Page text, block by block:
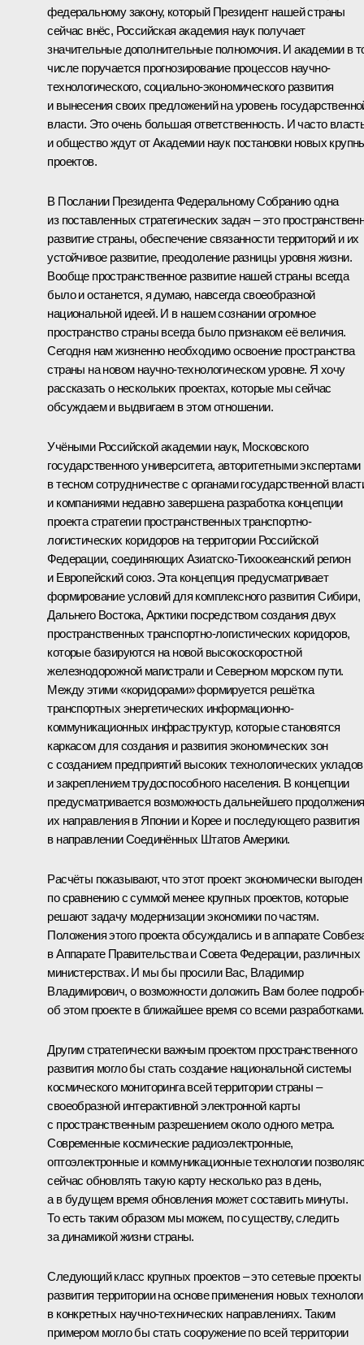
федеральному закону, который Президент нашей страны
сейчас внёс, Российская академия наук получает
значительные дополнительные полномочия. И академии в
числе поручается прогнозирование процессов научно-
технологического, социально-экономического развития
и вынесения своих предложений на уровень
власти. Это очень большая ответственность. И часто
и общество ждут от Академии наук постановки новых
проектов.
В Послании Президента Федеральному Собранию одна
из поставленных стратегических задач – это
развитие страны, обеспечение связанности территорий и их
устойчивое развитие, преодоление разницы уровня жизни.
Вообще пространственное развитие нашей страны всегда
было и останется, я думаю, навсегда своеобразной
национальной идеей. И в нашем сознании огромное
пространство страны всегда было признаком её величия.
Сегодня нам жизненно необходимо освоение пространства
страны на новом научно-технологическом уровне. Я хочу
рассказать о нескольких проектах, которые мы сейчас
обсуждаем и выдвигаем в этом отношении.
Учёными Российской академии наук, Московского
государственного университета, авторитетными экспертами
в тесном сотрудничестве с органами государственной
и компаниями недавно завершена разработка концепции
проекта стратегии пространственных транспортно-
логистических коридоров на территории Российской
Федерации, соединяющих Азиатско-Тихоокеанский регион
и Европейский союз. Эта концепция предусматривает
формирование условий для комплексного развития Сибири,
Дальнего Востока, Арктики посредством создания двух
пространственных транспортно-логистических коридоров,
которые базируются на новой высокоскоростной
железнодорожной магистрали и Северном морском пути.
Между этими «коридорами» формируется решётка
транспортных энергетических информационно-
коммуникационных инфраструктур, которые становятся
каркасом для создания и развития экономических зон
с созданием предприятий высоких технологических укладов
и закреплением трудоспособного населения. В концепции
предусматривается возможность дальнейшего продолжения
их направления в Японии и Корее и последующего развития
в направлении Соединённых Штатов Америки.
Расчёты показывают, что этот проект экономически выгоден
по сравнению с суммой менее крупных проектов, которые
решают задачу модернизации экономики по частям.
Положения этого проекта обсуждались и в аппарате
в Аппарате Правительства и Совета Федерации, различных
министерствах. И мы бы просили Вас, Владимир
Владимирович, о возможности доложить Вам более
об этом проекте в ближайшее время со всеми разработками.
Другим стратегически важным проектом пространственного
развития могло бы стать создание национальной системы
космического мониторинга всей территории страны –
своеобразной интерактивной электронной карты
с пространственным разрешением около одного метра.
Современные космические радиоэлектронные,
оптоэлектронные и коммуникационные технологии
сейчас обновлять такую карту несколько раз в день,
а в будущем время обновления может составить минуты.
То есть таким образом мы можем, по существу, следить
за динамикой жизни страны.
Следующий класс крупных проектов – это сетевые проекты
развития территории на основе применения новых
в конкретных научно-технических направлениях. Таким
примером могло бы стать сооружение по всей территории